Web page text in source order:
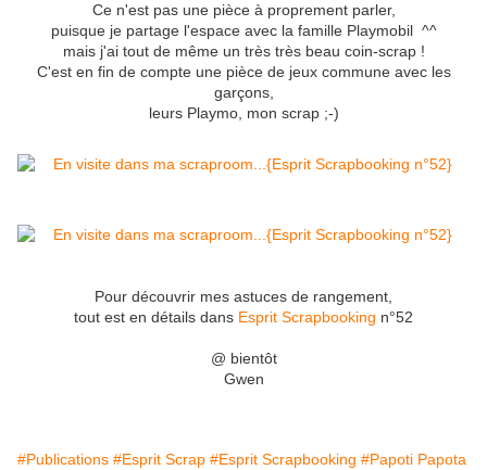
Ce n'est pas une pièce à proprement parler,
puisque je partage l'espace avec la famille Playmobil ^^
mais j'ai tout de même un très très beau coin-scrap !
C'est en fin de compte une pièce de jeux commune avec les
garçons,
leurs Playmo, mon scrap ;-)
Pour découvrir mes astuces de rangement,
tout est en détails dans Esprit Scrapbooking n°52
@ bientôt
Gwen
#Publications #Esprit Scrap #Esprit Scrapbooking #Papoti Papota